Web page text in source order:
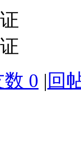
0 | 回